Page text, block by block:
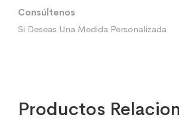
Consúltenos
Si Deseas Una Medida Personalizada
Productos